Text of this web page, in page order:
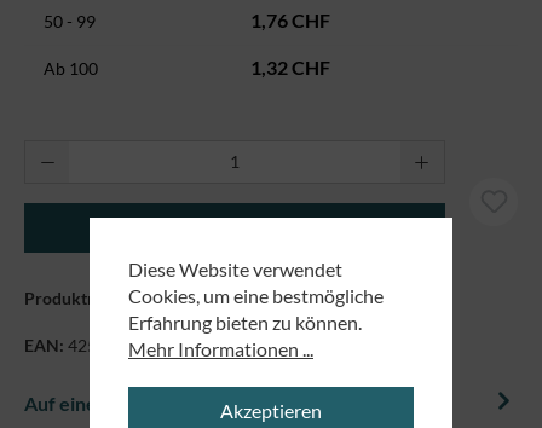
50 - 99 1,76 CHF
Ab 100 1,32 CHF
Produkt Anzahl: Gib den gewünschten
Produktnummer:8981356
EAN: 4250479858985
Auf einem Blick
Diese Website verwendet
Cookies, um eine bestmögliche
Erfahrung bieten zu können.
Mehr Informationen ...
Akzeptieren